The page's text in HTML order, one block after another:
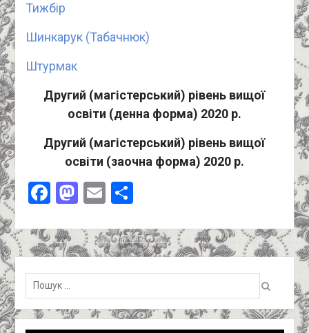
Тижбір
Шинкарук (Табачнюк)
Штурмак
Другий (магістерський) рівень вищої
освіти (денна форма) 2020 р.
Другий (магістерський) рівень вищої
освіти (заочна форма) 2020 р.
Facebook
Mastodon
EmailПоділитися
Пошук: